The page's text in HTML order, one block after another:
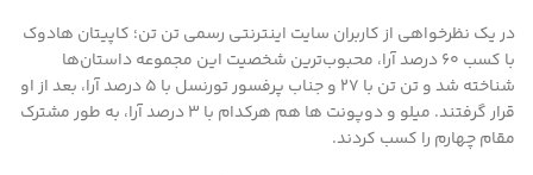
در یک نظرخواهی از کاربران سایت اینترنتی رسمی تن تن؛ کاپیتان هادوک
با کسب ۶۰ درصد آرا، محبوب‌ترین شخصیت این مجموعه داستان‌ها
شناخته شد و تن تن با ۲۷ و جناب پرفسور تورنسل با ۵ درصد آرا، بعد از او
قرار گرفتند. میلو و دوپونت ها هم هرکدام با ۳ درصد آرا، به طور مشترک
مقام چهارم را کسب کردند.